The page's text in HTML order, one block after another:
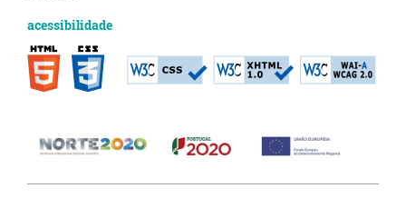
acessibilidade